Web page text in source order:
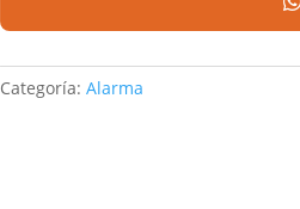
Categoría:Alarma